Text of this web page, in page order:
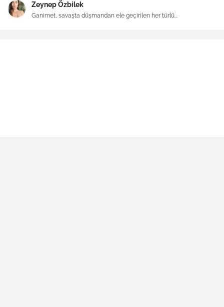
Zeynep Özbilek
Ganimet, savaşta düşmandan ele geçirilen her türlü...